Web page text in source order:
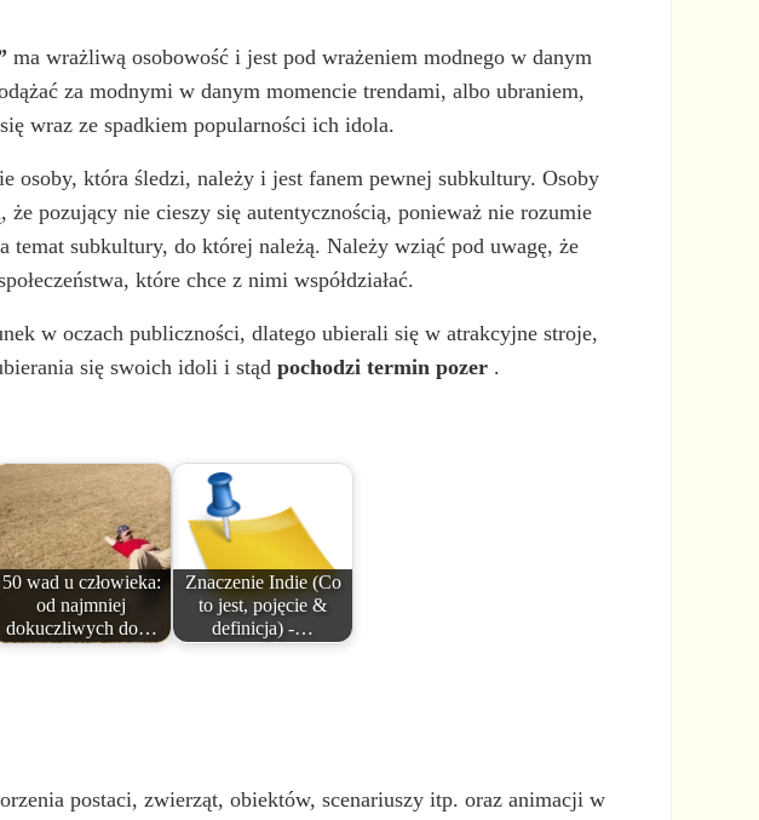
ma wrażliwą osobowość i jest pod wrażeniem modnego w danym
za modnymi w danym momencie trendami, albo ubraniem,
wraz ze spadkiem popularności ich idola.
osoby, która śledzi, należy i jest fanem pewnej subkultury. Osoby
pozujący nie cieszy się autentycznością, ponieważ nie rozumie
subkultury, do której należą. Należy wziąć pod uwagę, że
które chce z nimi współdziałać.
w oczach publiczności, dlatego ubierali się w atrakcyjne stroje,
się swoich idoli i stądpochodzi termin pozer .
50 wad u człowieka:
od najmniej
dokuczliwych do…
Znaczenie Indie (Co
to jest, pojęcie &
definicja) -…
postaci, zwierząt, obiektów, scenariuszy itp. oraz animacji w